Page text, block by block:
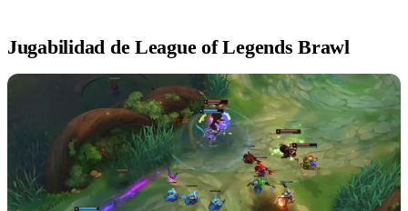
Jugabilidad de League of Legends Brawl